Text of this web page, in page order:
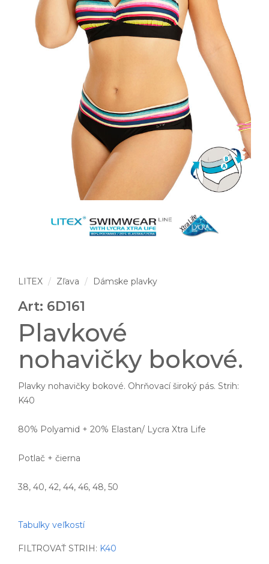
LITEX Zľava Dámske plavky
Art: 6D161
Plavkové
nohavičky bokové.
Plavky nohavičky bokové. Ohrňovací široký pás. Strih:
K40
80% Polyamid + 20% Elastan/ Lycra Xtra Life
Potlač + čierna
38, 40, 42, 44, 46, 48, 50
Tabulky veľkostí
FILTROVAŤ STRIH: K40